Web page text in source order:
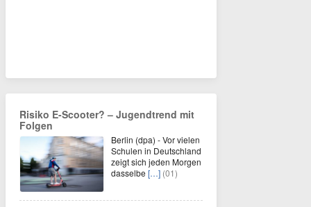
Risiko E-Scooter? – Jugendtrend mit
Folgen
Berlin (dpa) - Vor vielen
Schulen in Deutschland
zeigt sich jeden Morgen
dasselbe […] (01)